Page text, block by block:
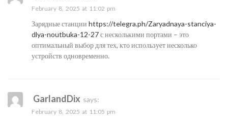
February 8, 2025 at 11:02 pm
Зарядные станции https://telegra.ph/Zaryadnaya-stanciya-
dlya-noutbuka-12-27с несколькими портами – это
оптимальный выбор для тех, кто использует несколько
устройств одновременно.
GarlandDix says:
February 8, 2025 at 11:05 pm